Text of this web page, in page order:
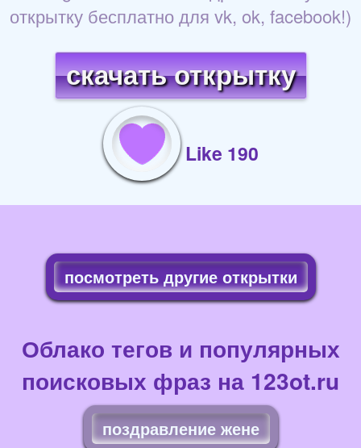
открытку бесплатно для vk, ok, facebook!)
скачать открытку
Like 190
посмотреть другие открытки
Облако тегов и популярных
поисковых фраз на 123ot.ru
поздравление жене